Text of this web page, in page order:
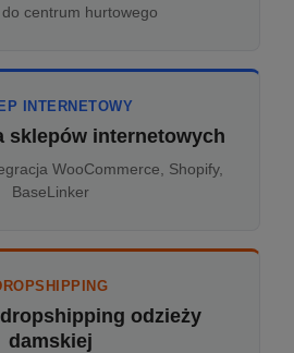
centrum hurtowego
INTERNETOWY
sklepów internetowych
WooCommerce, Shopify,
BaseLinker
odzieży
damskiej